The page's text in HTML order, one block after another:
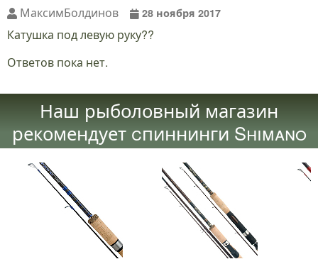
МаксимБолдинов 28 ноября 2017
Катушка под левую руку??
Ответов пока нет.
Наш рыболовный магазин
рекомендует cпиннинги Shimano